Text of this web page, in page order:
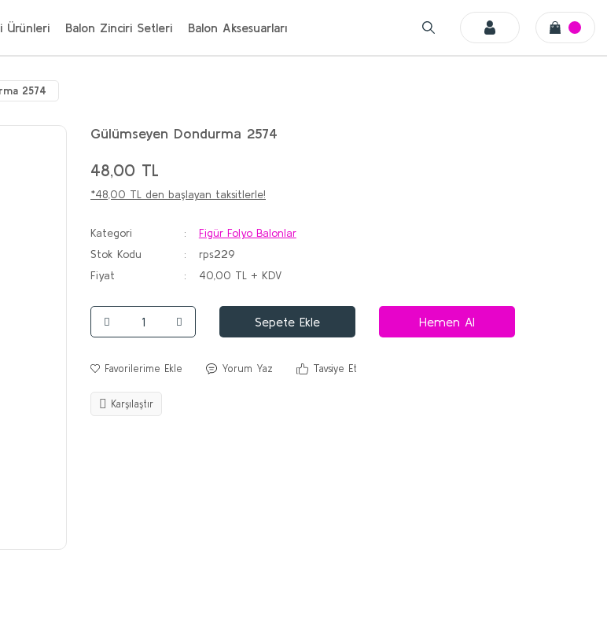
Ürünleri Balon Zinciri Setleri Balon Aksesuarları
2574
Gülümseyen Dondurma 2574
48,00 TL
*48,00 TL den başlayan taksitlerle!
Kategori
Figür Folyo Balonlar
Stok Kodu
rps229
Fiyat
40,00 TL + KDV
Sepete Ekle Hemen Al
Yorum Yaz Tavsiye Et
Karşılaştır